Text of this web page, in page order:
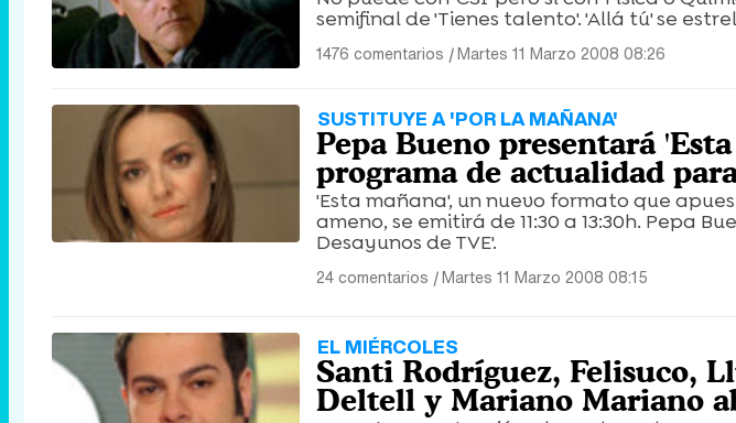
semifinal de 'Tienes talento'. 'Allá tú' se
1476 comentarios |Martes 11 Marzo 2008 08:26
SUSTITUYE A 'POR LA MAÑANA'
Pepa Bueno presentará
programa de actualidad
'Esta mañana', un nuevo formato que
ameno, se emitirá de 11:30 a 13:30h. Pepa
Desayunos de TVE'.
24 comentarios |Martes 11 Marzo 2008 08:15
EL MIÉRCOLES
Santi Rodríguez, Felisuco,
Deltell y Mariano Mariano